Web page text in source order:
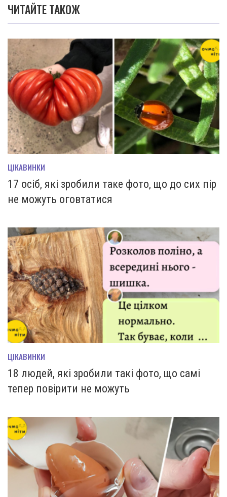
ЧИТАЙТЕ ТАКОЖ
ЦІКАВИНКИ
17 осіб, які зробили таке фото, що до сих пір
не можуть оговтатися
ЦІКАВИНКИ
18 людей, які зробили такі фото, що самі
тепер повірити не можуть